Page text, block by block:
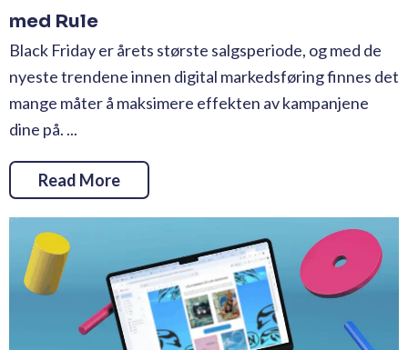
med Rule
Black Friday er årets største salgsperiode, og med de
nyeste trendene innen digital markedsføring finnes det
mange måter å maksimere effekten av kampanjene
dine på. ...
Read More